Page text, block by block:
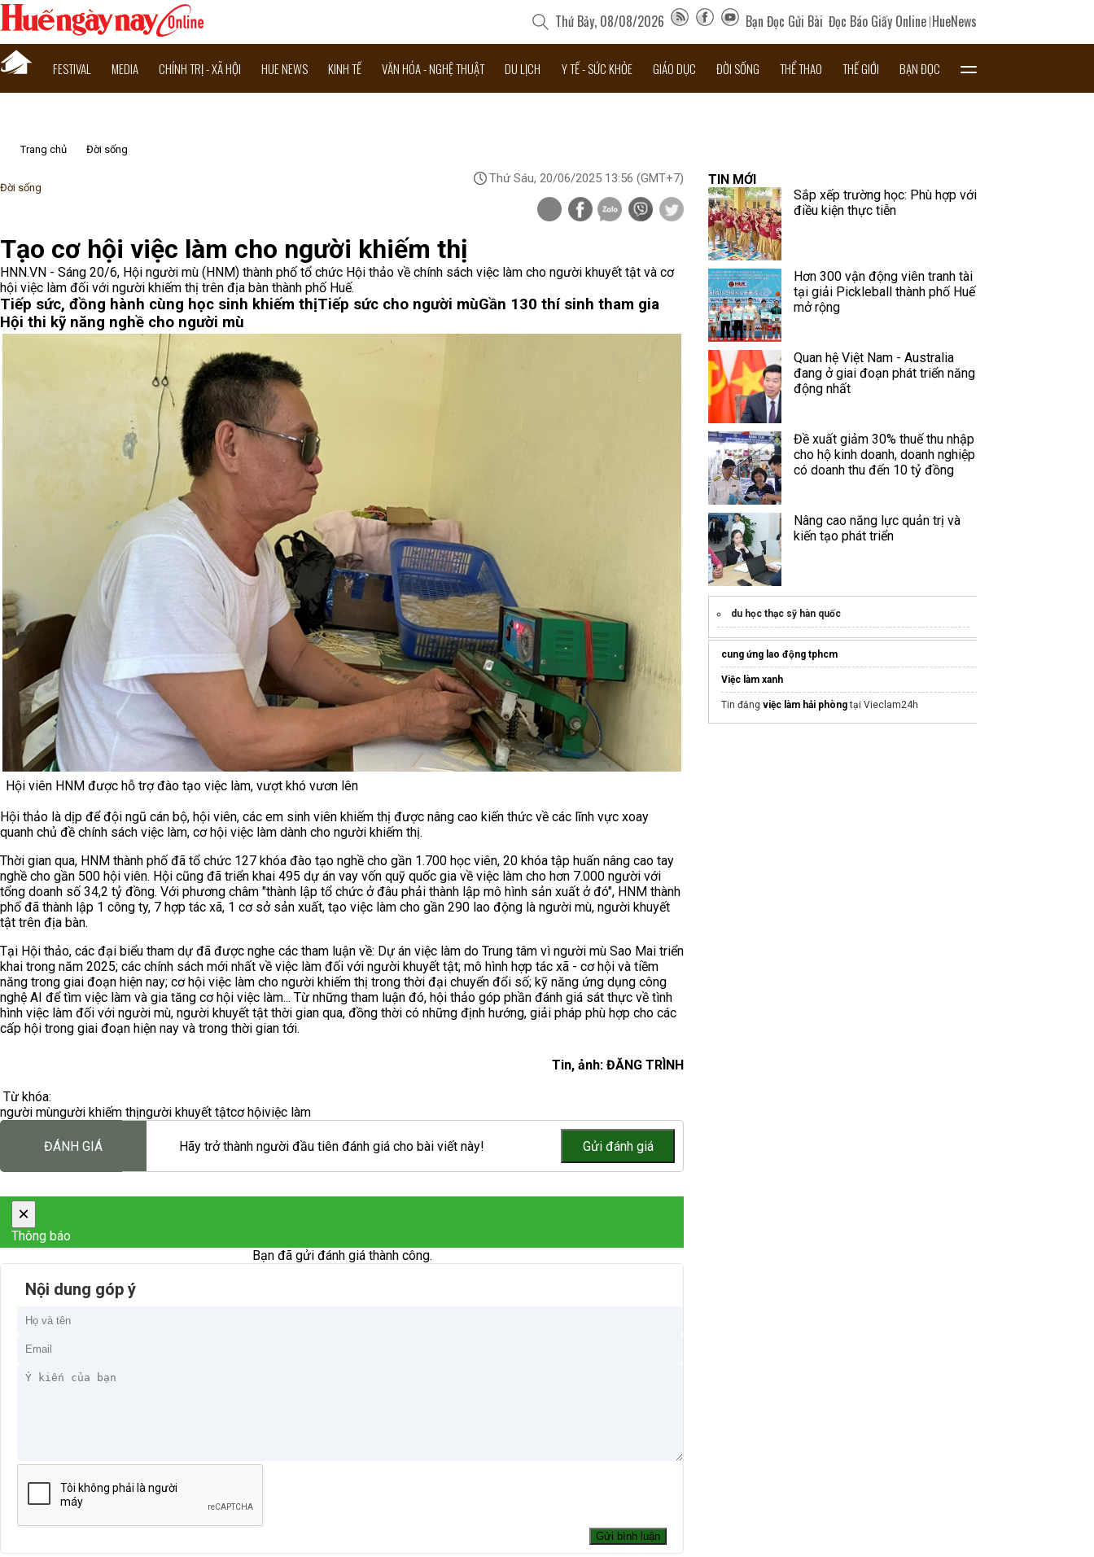
Thứ Bảy, 08/08/2026 Bạn Đọc Gửi Bài Đọc Báo Giấy Online HueNews
FESTIVAL MEDIA CHÍNH TRỊ - XÃ HỘI HUE NEWS KINH TẾ VĂN HÓA - NGHỆ THUẬT DU LỊCH Y TẾ - SỨC KHỎE GIÁO DỤC ĐỜI SỐNG THỂ THAO THẾ GIỚI BẠN ĐỌC
Trang chủ Đời sống
Đời sống
Thứ Sáu, 20/06/2025 13:56 (GMT+7)
Tạo cơ hội việc làm cho người khiếm thị
HNN.VN - Sáng 20/6, Hội người mù (HNM) thành phố tổ chức Hội thảo về chính sách việc làm cho người khuyết tật và cơ
hội việc làm đối với người khiếm thị trên địa bàn thành phố Huế.
Tiếp sức, đồng hành cùng học sinh khiếm thịTiếp sức cho người mùGần 130 thí sinh tham gia
Hội thi kỹ năng nghề cho người mù
Hội viên HNM được hỗ trợ đào tạo việc làm, vượt khó vươn lên
Hội thảo là dịp để đội ngũ cán bộ, hội viên, các em sinh viên khiếm thị được nâng cao kiến thức về các lĩnh vực xoay
quanh chủ đề chính sách việc làm, cơ hội việc làm dành cho người khiếm thị.
Thời gian qua, HNM thành phố đã tổ chức 127 khóa đào tạo nghề cho gần 1.700 học viên, 20 khóa tập huấn nâng cao tay
nghề cho gần 500 hội viên. Hội cũng đã triển khai 495 dự án vay vốn quỹ quốc gia về việc làm cho hơn 7.000 người với
tổng doanh số 34,2 tỷ đồng. Với phương châm "thành lập tổ chức ở đâu phải thành lập mô hình sản xuất ở đó", HNM thành
phố đã thành lập 1 công ty, 7 hợp tác xã, 1 cơ sở sản xuất, tạo việc làm cho gần 290 lao động là người mù, người khuyết
tật trên địa bàn.
Tại Hội thảo, các đại biểu tham dự đã được nghe các tham luận về: Dự án việc làm do Trung tâm vì người mù Sao Mai triển
khai trong năm 2025; các chính sách mới nhất về việc làm đối với người khuyết tật; mô hình hợp tác xã - cơ hội và tiềm
năng trong giai đoạn hiện nay; cơ hội việc làm cho người khiếm thị trong thời đại chuyển đổi số; kỹ năng ứng dụng công
nghệ AI để tìm việc làm và gia tăng cơ hội việc làm... Từ những tham luận đó, hội thảo góp phần đánh giá sát thực về tình
hình việc làm đối với người mù, người khuyết tật thời gian qua, đồng thời có những định hướng, giải pháp phù hợp cho các
cấp hội trong giai đoạn hiện nay và trong thời gian tới.
Tin, ảnh: ĐĂNG TRÌNH
Từ khóa:
người mùngười khiếm thịngười khuyết tậtcơ hộiviệc làm
ĐÁNH GIÁ Hãy trở thành người đầu tiên đánh giá cho bài viết này!
×
Thông báo
Bạn đã gửi đánh giá thành công.
Nội dung góp ý
TIN MỚI
Sắp xếp trường học: Phù hợp với
điều kiện thực tiễn
Hơn 300 vận động viên tranh tài
tại giải Pickleball thành phố Huế
mở rộng
Quan hệ Việt Nam - Australia
đang ở giai đoạn phát triển năng
động nhất
Đề xuất giảm 30% thuế thu nhập
cho hộ kinh doanh, doanh nghiệp
có doanh thu đến 10 tỷ đồng
Nâng cao năng lực quản trị và
kiến tạo phát triển
du học thạc sỹ hàn quốc
cung ứng lao động tphcm
Việc làm xanh
Tin đăng việc làm hải phòngtại Vieclam24h